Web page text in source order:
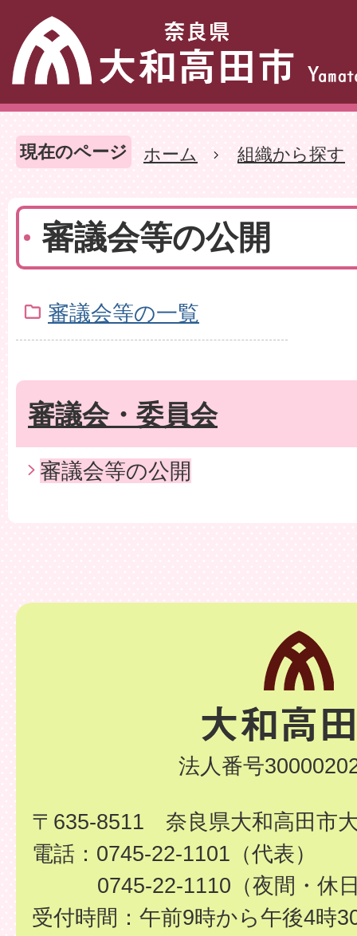
現在のページ ホーム 組織から探す
審議会等の公開
審議会等の一覧
審議会・委員会
審議会等の公開
法人番号
〒635-8511 奈良県大和高田市
電話：0745-22-1101（代表）
0745-22-1110（夜間・休
受付時間：午前9時から午後4時